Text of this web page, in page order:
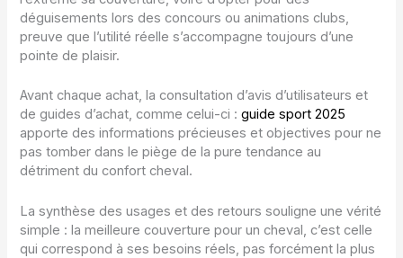
déguisements lors des concours ou animations clubs,
preuve que l’utilité réelle s’accompagne toujours d’une
pointe de plaisir.
Avant chaque achat, la consultation d’avis d’utilisateurs et
de guides d’achat, comme celui-ci :guide sport 2025
apporte des informations précieuses et objectives pour ne
pas tomber dans le piège de la pure tendance au
détriment du confort cheval.
La synthèse des usages et des retours souligne une vérité
simple : la meilleure couverture pour un cheval, c’est celle
qui correspond à ses besoins réels, pas forcément la plus